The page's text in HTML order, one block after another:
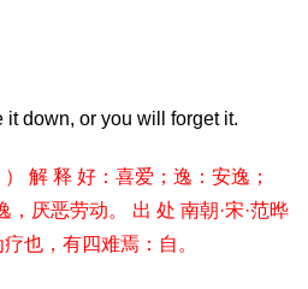
down, or you will forget it.
解 释 好：喜爱；逸：安逸；
厌恶劳动。 出 处 南朝·宋·范晔
疗也，有四难焉：自。